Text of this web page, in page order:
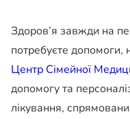
Здоров’я завжди на
потребуєте допомоги,
Центр Сімейної
допомогу та
лікування,